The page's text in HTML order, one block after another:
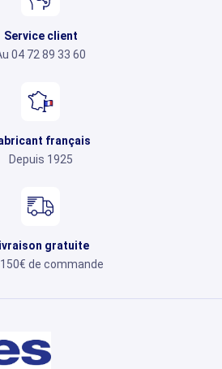
Service client
04 72 89 33 60
français
Depuis 1925
gratuite
de commande